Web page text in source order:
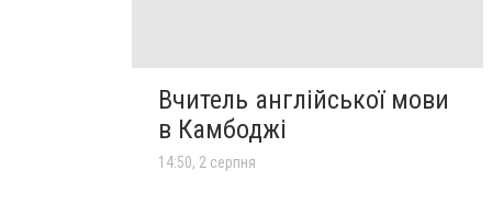
Вчитель англійської мови
в Камбоджі
14:50, 2 серпня